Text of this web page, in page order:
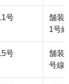
号
舗装
1号
号
舗装
号線